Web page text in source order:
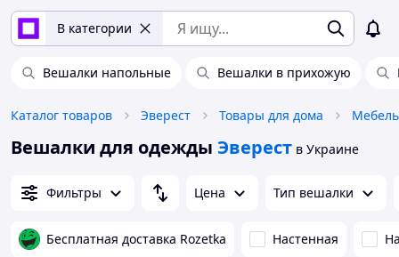
В категории
Вешалки напольные Вешалки в прихожую
Каталог товаров Эверест Товары для дома Мебель
Вешалки для одежды Эверест в Украине
Фильтры Цена Тип вешалки
Бесплатная доставка Rozetka Настенная